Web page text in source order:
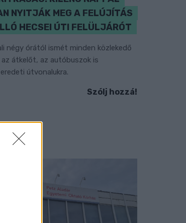
NYITJÁK MEG A FELÚJÍTÁS
HECSEI ÚTI FELÜLJÁRÓT
négy órától ismét minden közlekedő
átkelőt, az autóbuszok is
útvonalukra.
Szólj hozzá!